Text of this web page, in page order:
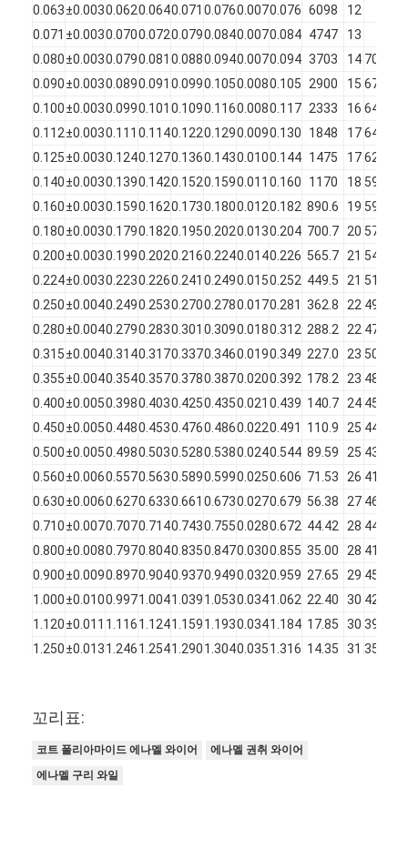
에나멜 자석 와이어
에마일 된 평면 구리 와이어
리츠 와이어
고온 자석 와이어
0.063±0.0030.0620.0640.071 0.0760.0070.076 6098 12
0.071 ±0.0030.0700.0720.0790.0840.0070.084 4747 13
0.080±0.0030.0790.081 0.0880.0940.0070.094 3703 14 70
0.090±0.0030.0890.091 0.0990.1050.0080.105 2900 15 67
0.100±0.0030.0990.101 0.1090.1160.0080.117 2333 16 64
0.112±0.0030.111 0.1140.1220.1290.0090.130 1848 17 64
0.125±0.0030.1240.1270.1360.1430.0100.144 1475 17 62
0.140±0.0030.1390.1420.1520.1590.011 0.160 1170 18 59
0.160±0.0030.1590.1620.1730.1800.0120.182 890.6 19 59
0.180±0.0030.1790.1820.1950.2020.0130.204 700.7 20 57
0.200±0.0030.1990.2020.2160.2240.0140.226 565.7 21 54
0.224±0.0030.2230.2260.241 0.2490.0150.252 449.5 21 51
0.250±0.0040.2490.2530.2700.2780.0170.281 362.8 22 49
0.280±0.0040.2790.2830.301 0.3090.0180.312 288.2 22 47
0.315±0.0040.3140.3170.3370.3460.0190.349 227.0 23 50
0.355±0.0040.3540.3570.3780.3870.0200.392 178.2 23 48
0.400±0.0050.3980.4030.4250.4350.021 0.439 140.7 24 45
0.450±0.0050.4480.4530.4760.4860.0220.491 110.9 25 44
0.500±0.0050.4980.5030.5280.5380.0240.544 89.59 25 43
0.560±0.0060.5570.5630.5890.5990.0250.606 71.53 26 41
0.630±0.0060.6270.6330.661 0.6730.0270.679 56.38 27 46
0.710±0.0070.7070.7140.7430.7550.0280.672 44.42 28 44
0.800±0.0080.7970.8040.8350.8470.0300.855 35.00 28 41
0.900±0.0090.8970.9040.9370.9490.0320.959 27.65 29 45
1.000±0.0100.9971.0041.0391.0530.0341.062 22.40 30 42
1.120±0.011 1.1161.1241.1591.1930.0341.184 17.85 30 39
1.250±0.0131.2461.2541.2901.3040.0351.316 14.35 31 35
꼬리표:
코트 폴리아마이드 에나멜 와이어
에나멜 권취 와이어
에나멜 구리 와일